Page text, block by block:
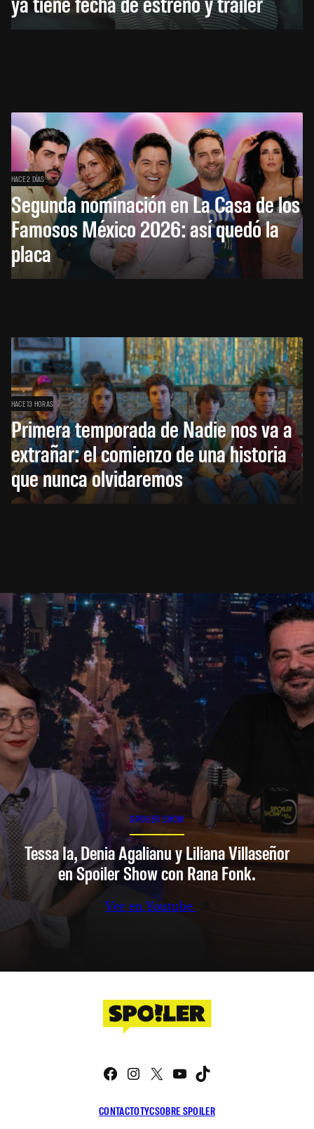
HACE 2 DÍAS
Segunda nominación en La Casa de los
Famosos México 2026: así quedó la
placa
HACE 13 HORAS
Primera temporada de Nadie nos va a
extrañar: el comienzo de una historia
que nunca olvidaremos
SPOILER SHOW
Tessa Ia, Denia Agalianu y Liliana Villaseñor
en Spoiler Show con Rana Fonk.
Ver en Youtube
CONTACTOTYCSOBRE SPOILER
Facebook
Instagram
X YouTube